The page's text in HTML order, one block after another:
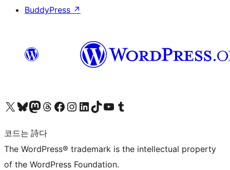
BuddyPress ↗
X(이전 트위터) 계정 방문하기블루스카이 계정 방문하기마스토돈 계정 방문하기스레드 계정 방문하기 페이스북 페이지 방문하기인스타그램 계정 방문하기 LinkedIn 계정 방문하기틱톡 계정 방문하기유튜브 채널 방문하기 텀블러 계정 방문하기
코드는 詩다
The WordPress® trademark is the intellectual property
of the WordPress Foundation.